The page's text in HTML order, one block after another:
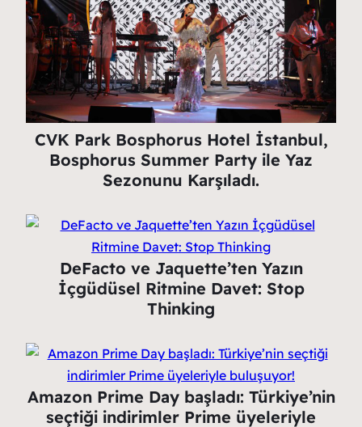
CVK Park Bosphorus Hotel İstanbul,
Bosphorus Summer Party ile Yaz
Sezonunu Karşıladı.
DeFacto ve Jaquette’ten Yazın
İçgüdüsel Ritmine Davet: Stop
Thinking
Amazon Prime Day başladı: Türkiye’nin
seçtiği indirimler Prime üyeleriyle